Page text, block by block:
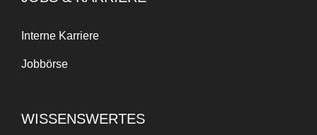
Interne Karriere
Jobbörse
WISSENSWERTES